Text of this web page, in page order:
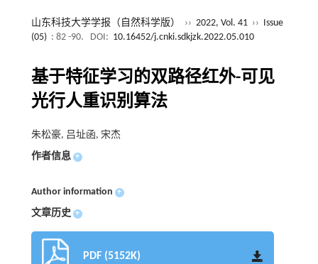
山东科技大学学报（自然科学版） ›› 2022, Vol. 41 ›› Issue
(05) : 82 -90. DOI: 10.16452/j.cnki.sdkjzk.2022.05.010
基于特征学习的双路径红外-可见
光行人重识别算法
朱松豪, 吕址函, 宋杰
作者信息 +
Author information +
文章历史 +
PDF (5152K)